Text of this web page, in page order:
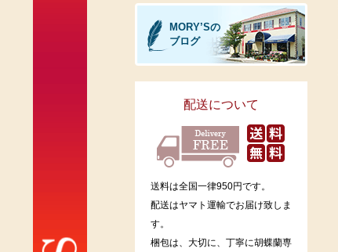
MORY’Sの
ブログ
配送について
送料は全国一律950円です。
配送はヤマト運輸でお届け致しま
す。
梱包は、大切に、丁寧に胡蝶蘭専